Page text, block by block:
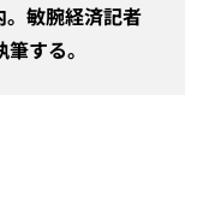
。敏腕経済記者
する。